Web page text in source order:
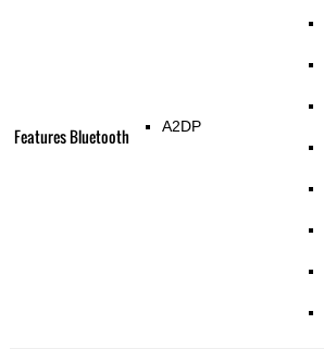
Features Bluetooth A2DP